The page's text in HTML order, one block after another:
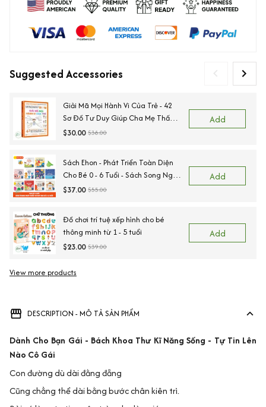
Suggested Accessories
Giải Mã Mọi Hành Vi Của Trẻ - 42
Sơ Đồ Tư Duy Giúp Cha Mẹ Thấu
Hiểu Tâm Lý Và Hành Vi Của Con
$30.00 $38.00
Add
Sách Ehon - Phát Triển Toàn Diện
Cho Bé 0 - 6 Tuổi - Sách Song Ngữ
Việt - Anh
$37.00 $55.00
Add
Đồ chơi trí tuệ xếp hình cho bé
thông minh từ 1 - 5 tuổi
$23.00 $39.00
Add
View more products
DESCRIPTION - MÔ TẢ SẢN PHẨM
Dành Cho Bạn Gái - Bách Khoa Thư Kĩ Năng Sống - Tự Tin Lên
Nào Cô Gái
Con đường dù dài đằng đẵng
Cũng chẳng thể dài bằng bước chân kiên trì.